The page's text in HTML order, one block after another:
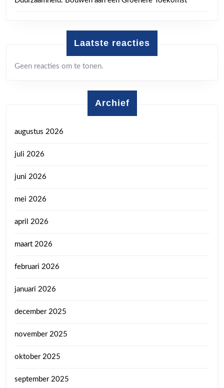
Laatste reacties
Geen reacties om te tonen.
Archief
augustus 2026
juli 2026
juni 2026
mei 2026
april 2026
maart 2026
februari 2026
januari 2026
december 2025
november 2025
oktober 2025
september 2025